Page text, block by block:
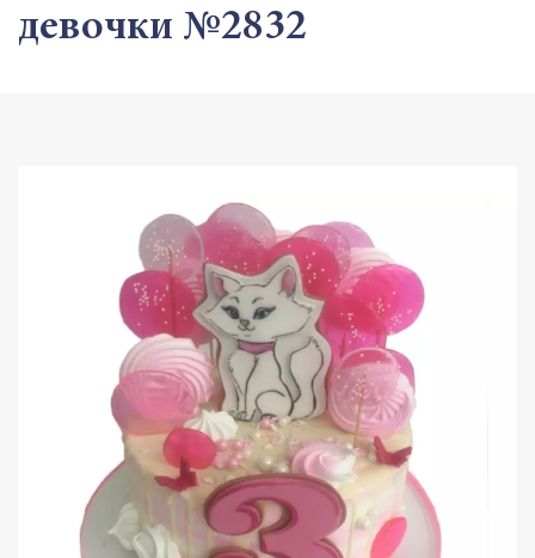
девочки №2832